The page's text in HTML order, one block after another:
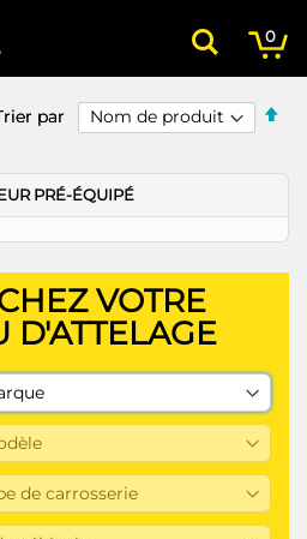
0
Chercher
par
Par
par
Par
PRÉ-ÉQUIPÉ
VOTRE
D'ATTELAGE